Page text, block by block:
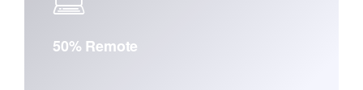
50% Remote